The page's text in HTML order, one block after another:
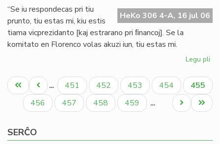
HeKo 306 4-A, 16 jul 06
“Se iu respondecas pri tiu
prunto, tiu estas mi, kiu estis
tiama vicprezidanto [kaj estrarano pri ﬁnancoj]. Se la
komitato en Florenco volas akuzi iun, tiu estas mi.
Legu pli
pri
Pagination
Unua
paĝo
Antaŭa
paĝo
… Paĝo
451 Paĝo
452 Paĝo
453 Paĝo
454
Aktuala
paĝo
455
Paĝo
456 Paĝo
457 Paĝo
458 Paĝo
459 …
Last
page
Next
page
SERĈO